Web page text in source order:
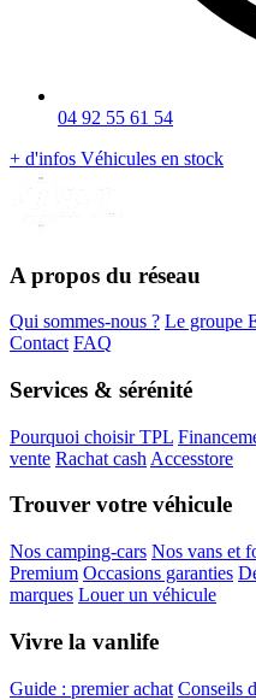
04 92 55 61 54
+ d'infos Véhicules en stock
A propos du réseau
Qui sommes-nous ? Le groupe
Contact FAQ
Services & sérénité
Pourquoi choisir TPL
vente Rachat cash Accesstore
Trouver votre véhicule
Nos camping-cars Nos vans et
Premium Occasions garanties
marques Louer un véhicule
Vivre la vanlife
Guide : premier achat Conseils